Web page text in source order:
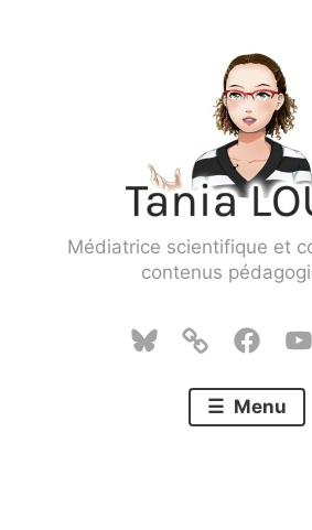
Médiatrice scientifique et
contenus
BlueskyMastodon
Menu